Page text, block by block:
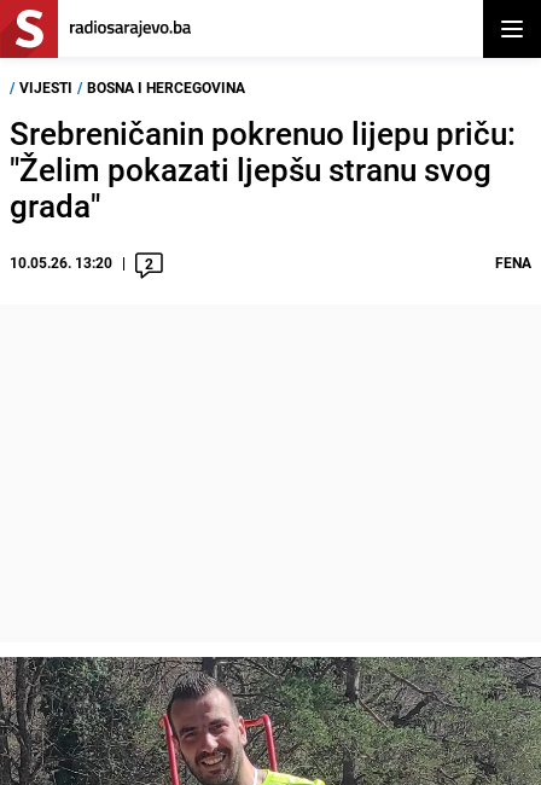
/ VIJESTI / BOSNA I HERCEGOVINA
Srebreničanin pokrenuo lijepu priču:
"Želim pokazati ljepšu stranu svog
grada"
10.05.26. 13:20 2 FENA